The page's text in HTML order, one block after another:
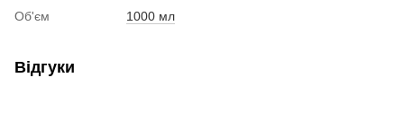
Об'єм
1000 мл
Відгуки